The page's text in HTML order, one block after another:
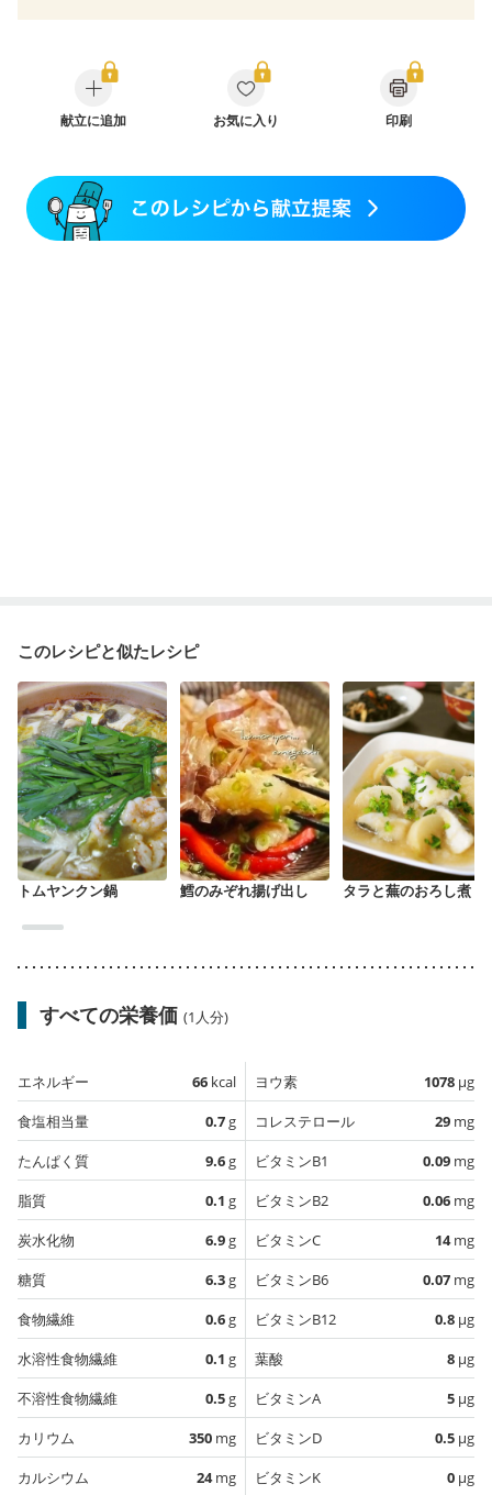
糖尿病性腎症（第３期）
CKD（ステージ１）
CKD（ステージ２）
CKD（ステージ３a）
乳がん（抗がん剤治療中）
乳がん（ホルモン療法中）
胃がん治療を終えた方・経過観察中の方
大腸がん治療を終えた方・経過観察中の方
大腸がん（放射線治療中）
献立に追加 お気に入り 印刷
このレシピと似たレシピ
トムヤンクン鍋 鱈のみぞれ揚げ出し タラと蕪のおろし煮
すべての栄養価 (1人分)
エネルギー 66 kcal
食塩相当量
0.7g
たんぱく質
9.6g
脂質
0.1 g
炭水化物
6.9g
糖質
6.3g
食物繊維
0.6g
水溶性食物繊維
0.1 g
不溶性食物繊維
0.5g
カリウム
350 mg
カルシウム
24mg
ヨウ素 1078 µg
コレステロール
29 mg
ビタミンB1
0.09 mg
ビタミンB2
0.06 mg
ビタミンC
14mg
ビタミンB6
0.07 mg
ビタミンB12
0.8 µg
葉酸
8 µg
ビタミンA
5 µg
ビタミンD
0.5 µg
ビタミンK
0 µg